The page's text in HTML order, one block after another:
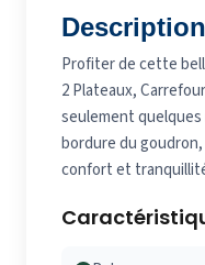
Description
Profiter de cette
2 Plateaux,
seulement
bordure du
confort et